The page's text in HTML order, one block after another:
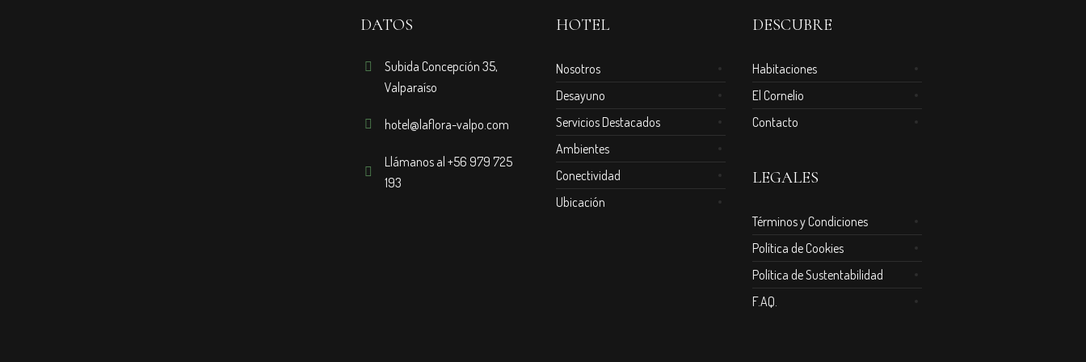
DATOS
Subida Concepción 35,
Valparaíso
hotel@laflora-valpo.com
Llámanos al +56 979 725
193
HOTEL
Nosotros
Desayuno
Servicios Destacados
Ambientes
Conectividad
Ubicación
DESCUBRE
Habitaciones
El Cornelio
Contacto
LEGALES
Términos y Condiciones
Política de Cookies
Política de Sustentabilidad
F.AQ.